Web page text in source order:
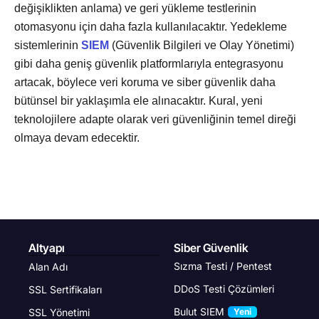
değişiklikten anlama) ve geri yükleme testlerinin
otomasyonu için daha fazla kullanılacaktır. Yedekleme
sistemlerinin SIEM (Güvenlik Bilgileri ve Olay Yönetimi)
gibi daha geniş güvenlik platformlarıyla entegrasyonu
artacak, böylece veri koruma ve siber güvenlik daha
bütünsel bir yaklaşımla ele alınacaktır. Kural, yeni
teknolojilere adapte olarak veri güvenliğinin temel direği
olmaya devam edecektir.
Altyapı
Alan Adı
SSL Sertifikaları
SSL Yönetimi
Siber Güvenlik
Sızma Testi / Pentest
DDoS Testi Çözümleri
Bulut SIEM
Yeni